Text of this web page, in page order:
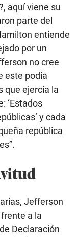
aquí viene su
parte del
entiende
por un
no cree
este podía
que ejercía la
‘Estados
y cada
república
Jefferson
a la
Declaración